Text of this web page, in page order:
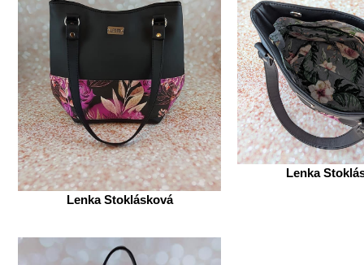
Lenka Stoklásková
Lenka